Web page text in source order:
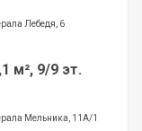
Лебедя, 6
м², 9/9 эт.
Мельника, 11А/1